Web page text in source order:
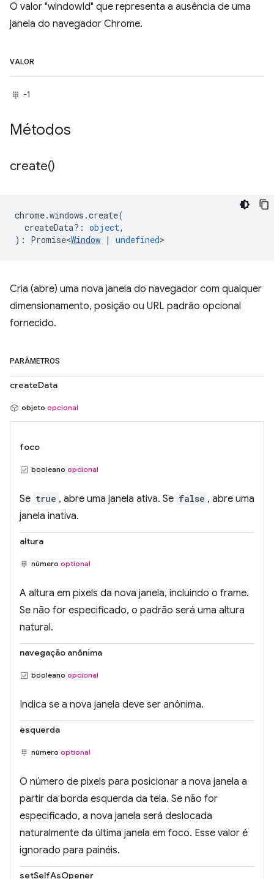
O valor "windowId" que representa a ausência de uma
janela do navegador Chrome.
VALOR
-1
Métodos
create()
chrome.windows .create(
createData? : object,
) : Promise<Window | undefined>
Cria (abre) uma nova janela do navegador com qualquer
dimensionamento, posição ou URL padrão opcional
fornecido.
PARÂMETROS
createData
objeto opcional
foco
booleano opcional
Se true , abre uma janela ativa. Se false , abre uma
janela inativa.
altura
número optional
A altura em pixels da nova janela, incluindo o frame.
Se não for especificado, o padrão será uma altura
natural.
navegação anônima
booleano opcional
Indica se a nova janela deve ser anônima.
esquerda
número optional
O número de pixels para posicionar a nova janela a
partir da borda esquerda da tela. Se não for
especificado, a nova janela será deslocada
naturalmente da última janela em foco. Esse valor é
ignorado para painéis.
setSelfAsOpener